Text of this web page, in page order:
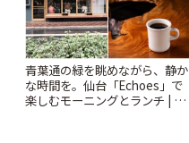
青葉通の緑を眺めながら、静か
な時間を。仙台「Echoes」で
楽しむモーニングとランチ | こ